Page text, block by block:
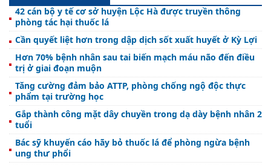
42 cán bộ y tế cơ sở huyện Lộc Hà được truyền thông
phòng tác hại thuốc lá
Cần quyết liệt hơn trong dập dịch sốt xuất huyết ở Kỳ Lợi
Hơn 70% bệnh nhân sau tai biến mạch máu não đến điều
trị ở giai đoạn muộn
Tăng cường đảm bảo ATTP, phòng chống ngộ độc thực
phẩm tại trường học
Gắp thành công mặt dây chuyền trong dạ dày bệnh nhân 2
tuổi
Bác sỹ khuyến cáo hãy bỏ thuốc lá để phòng ngừa bệnh
ung thư phổi